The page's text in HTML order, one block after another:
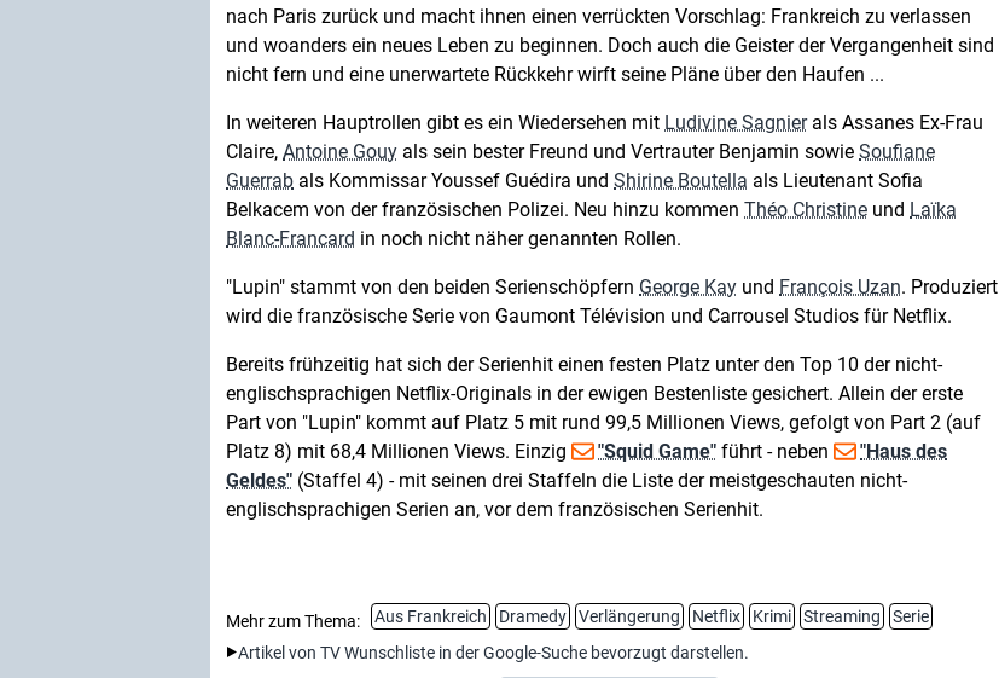
nach Paris zurück und macht ihnen einen verrückten Vorschlag: Frankreich zu verlassen
und woanders ein neues Leben zu beginnen. Doch auch die Geister der Vergangenheit sind
nicht fern und eine unerwartete Rückkehr wirft seine Pläne über den Haufen ...
In weiteren Hauptrollen gibt es ein Wiedersehen mit Ludivine Sagnierals Assanes Ex-Frau
Claire, Antoine Gouy als sein bester Freund und Vertrauter Benjamin sowie Soufiane
Guerrab als Kommissar Youssef Guédira und Shirine Boutella als Lieutenant Sofia
Belkacem von der französischen Polizei. Neu hinzu kommen Théo Christine und Laïka
Blanc-Francard in noch nicht näher genannten Rollen.
"Lupin" stammt von den beiden Serienschöpfern George Kay und François Uzan. Produziert
wird die französische Serie von Gaumont Télévision und Carrousel Studios für Netflix.
Bereits frühzeitig hat sich der Serienhit einen festen Platz unter den Top 10 der nicht-
englischsprachigen Netflix-Originals in der ewigen Bestenliste gesichert. Allein der erste
Part von "Lupin" kommt auf Platz 5 mit rund 99,5 Millionen Views, gefolgt von Part 2 (auf
Platz 8) mit 68,4 Millionen Views. Einzig
"Squid Game" führt - neben
"Haus des
Geldes" (Staffel 4) - mit seinen drei Staffeln die Liste der meistgeschauten nicht-
englischsprachigen Serien an, vor dem französischen Serienhit.
Mehr zum Thema: Aus Frankreich Dramedy Verlängerung Netflix Krimi Streaming
Serie
Artikel von TV Wunschliste in der Google-Suche bevorzugt darstellen.